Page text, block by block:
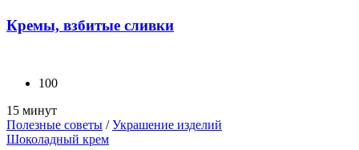
Кремы, взбитые сливки
100
15 минут
Полезные советы /Украшение изделий
Шоколадный крем